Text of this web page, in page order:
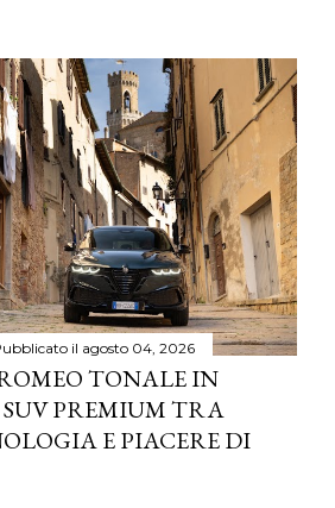
il agosto 04, 2026
TONALE IN
PREMIUM TRA
E PIACERE DI